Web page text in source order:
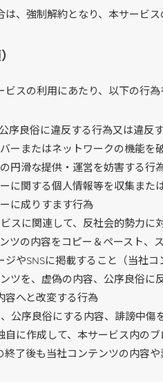
は、強制解約となり、本サービ
ビスの利用にあたり、以下の行
序良俗に違反する行為又は違反
ーまたはネットワークの機能を
円滑な提供・運営を妨害する行
に関する個人情報等を収集また
に成りすます行為
スに関連して、反社会的勢力
ツの内容をコピー＆ペースト、
ジやSNSに掲載すること（当社
ツを、虚偽の内容、公序良俗
容へと改変する行為
公序良俗にする内容、誹謗中
自に作成して、本サービス内の
終了後も当社コンテンツの内容